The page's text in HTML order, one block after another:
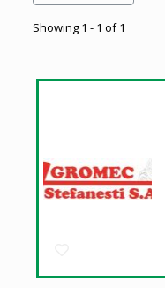
Showing 1 - 1 of 1